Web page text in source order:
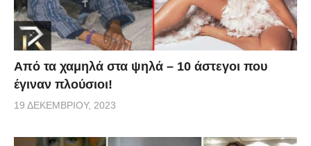
Από τα χαμηλά στα ψηλά – 10 άστεγοι που
έγιναν πλούσιοι!
19 ΔΕΚΕΜΒΡΊΟΥ, 2023